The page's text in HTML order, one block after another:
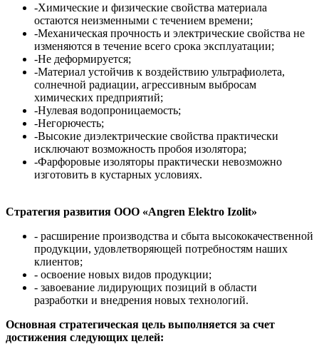
-Химические и физические свойства материала
остаются неизменными с течением времени;
-Механическая прочность и электрические свойства не
изменяются в течение всего срока эксплуатации;
-Не деформируется;
-Материал устойчив к воздействию ультрафиолета,
солнечной радиации, агрессивным выбросам
химических предприятий;
-Нулевая водопроницаемость;
-Негорючесть;
-Высокие диэлектрические свойства практически
исключают возможность пробоя изолятора;
-Фарфоровые изоляторы практически невозможно
изготовить в кустарных условиях.
Стратегия развития ООО «Angren Elektro Izolit»
- расширение производства и сбыта высококачественной
продукции, удовлетворяющей потребностям наших
клиентов;
- освоение новых видов продукции;
- завоевание лидирующих позиций в области
разработки и внедрения новых технологий.
Основная стратегическая цель выполняется за счет
достижения следующих целей: